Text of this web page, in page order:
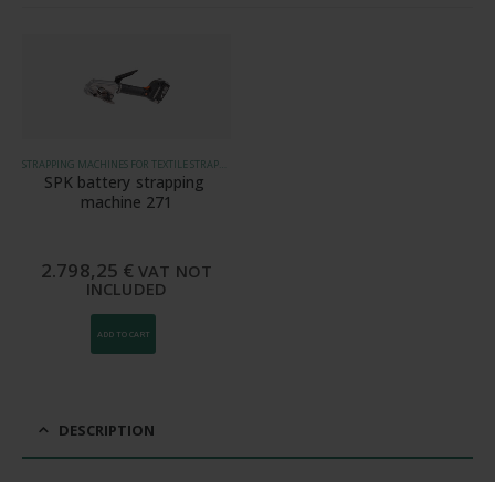
SPK battery strapping
machine 271
2.798,25 € VAT NOT
INCLUDED
ADD TO CART
DESCRIPTION